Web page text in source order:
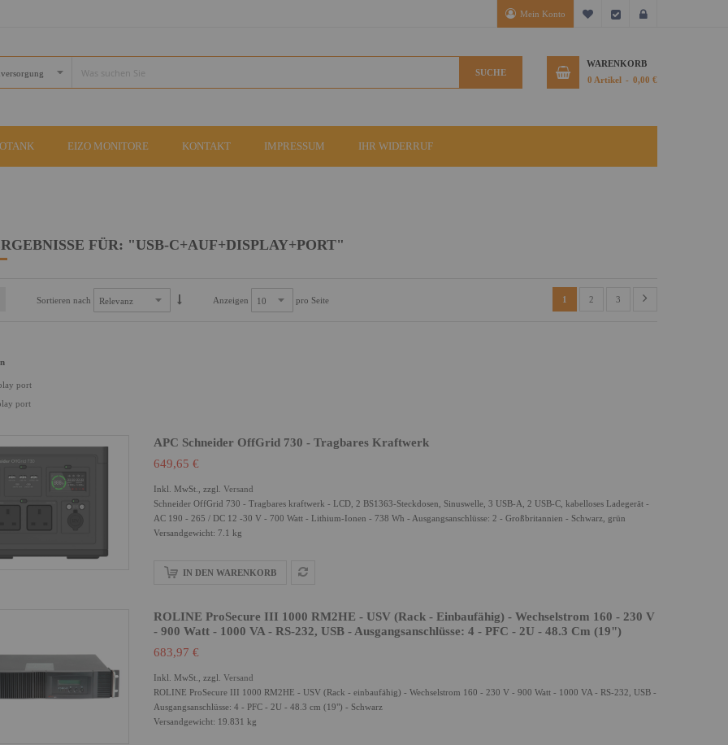
Mein Konto Mein Wunschzettel
Kasse
SUCHE
WARENKORB
0 Artikel 0,00 €
EIZO MONITORE KONTAKT IMPRESSUM IHR WIDERRUF
FÜR: "USB-C+AUF+DISPLAY+PORT"
Sortieren nach Anzeigen pro Seite 1 2 3
port
port
APC Schneider OffGrid 730 - Tragbares Kraftwerk
649,65 €
Inkl. MwSt., zzgl. Versand
Schneider OffGrid 730 - Tragbares kraftwerk - LCD, 2 BS1363-Steckdosen, Sinuswelle, 3 USB-A, 2 USB-C, kabelloses Ladegerät -
AC 190 - 265 / DC 12 -30 V - 700 Watt - Lithium-Ionen - 738 Wh - Ausgangsanschlüsse: 2 - Großbritannien - Schwarz, grün
Versandgewicht: 7.1 kg
IN DEN WARENKORB
ROLINE ProSecure III 1000 RM2HE - USV (Rack - Einbaufähig) - Wechselstrom 160 - 230 V
- 900 Watt - 1000 VA - RS-232, USB - Ausgangsanschlüsse: 4 - PFC - 2U - 48.3 Cm (19")
683,97 €
Inkl. MwSt., zzgl. Versand
ROLINE ProSecure III 1000 RM2HE - USV (Rack - einbaufähig) - Wechselstrom 160 - 230 V - 900 Watt - 1000 VA - RS-232, USB -
Ausgangsanschlüsse: 4 - PFC - 2U - 48.3 cm (19") - Schwarz
Versandgewicht: 19.831 kg